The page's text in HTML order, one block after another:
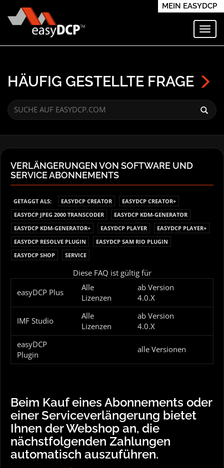
MEIN EASYDCP
HÄUFIG GESTELLTE FRAGE
VERLÄNGERUNGEN VON SOFTWARE UND
SERVICE ABONNEMENTS
GETAGGT ALS: EASYDCP CREATOR
EASYDCP CREATOR+
EASYDCP JPEG 2000 TRANSCODER
EASYDCP KDM-GENERATOR
EASYDCP KDM-GENERATOR+
EASYDCP PLAYER
EASYDCP PLAYER+
EASYDCP RESOLVE PLUGIN
EASYDCP SAM RIO PLUGIN
EASYDCP SHOP
SERVICE
Diese FAQ ist gültig für
easyDCP Plus
Alle
Lizenzen
ab Version
4.0.X
IMF Studio
Alle
Lizenzen
ab Version
4.0.X
easyDCP
Plugin
alle Versionen
Beim Kauf eines Abonnements oder
einer Serviceverlängerung bietet
Ihnen der Webshop an, die
nächstfolgenden Zahlungen
automatisch auszuführen.